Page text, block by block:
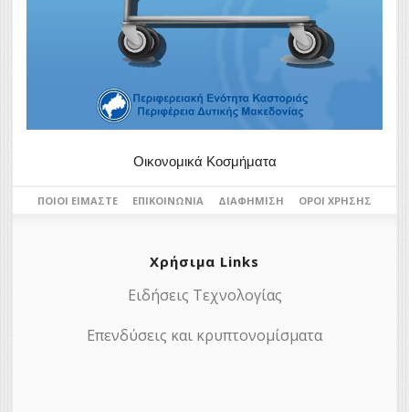
Οικονομικά Κοσμήματα
ΠΟΙΟΙ ΕΊΜΑΣΤΕ ΕΠΙΚΟΙΝΩΝΊΑ ΔΙΑΦΉΜΙΣΗ ΌΡΟΙ ΧΡΉΣΗΣ
Χρήσιμα Links
Ειδήσεις Τεχνολογίας
Επενδύσεις και κρυπτονομίσματα